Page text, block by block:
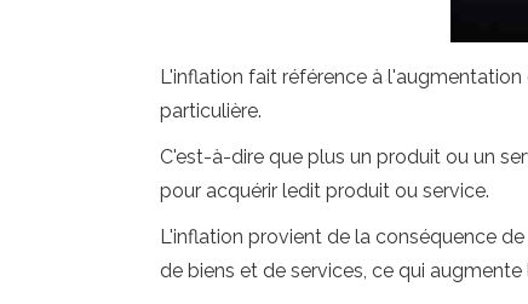
L'inflation fait référence à
particulière.
C'est-à-dire que plus un produit ou un
pour acquérir ledit produit ou service.
L'inflation provient de la conséquence
de biens et de services, ce qui